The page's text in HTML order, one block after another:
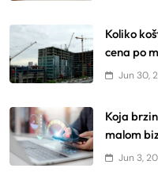
Koliko
cena po
Jun 30,
Koja
malom
Jun 3,